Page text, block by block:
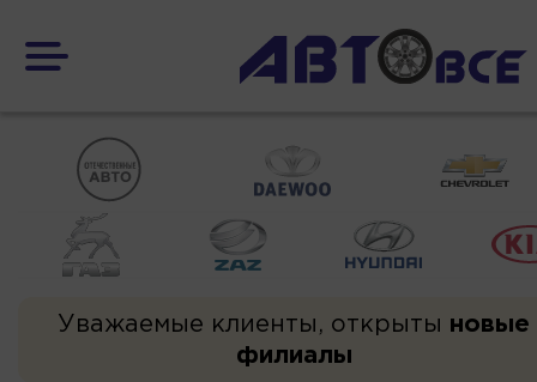
Уважаемые клиенты, открыты новые
филиалы